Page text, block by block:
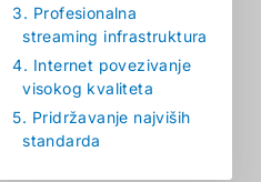
3. Profesionalna
streaming infrastruktura
4. Internet povezivanje
visokog kvaliteta
5. Pridržavanje najviših
standarda